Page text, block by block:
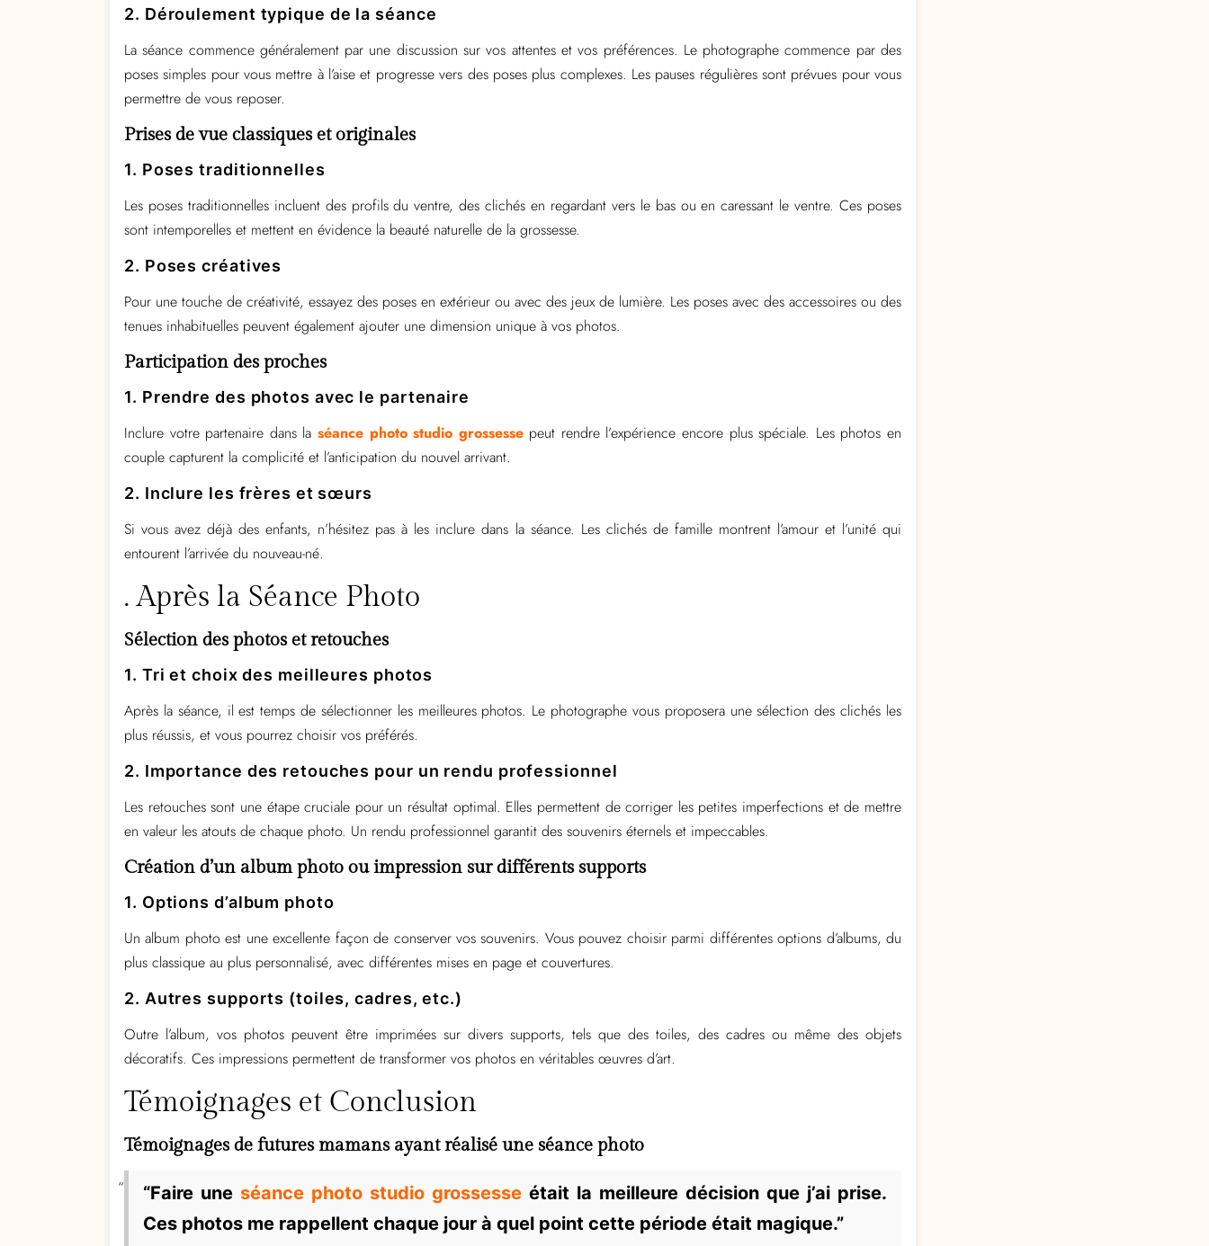
2. Déroulement typique de la séance
La séance commence généralement par une discussion sur vos attentes et vos préférences. Le photographe commence par des
poses simples pour vous mettre à l’aise et progresse vers des poses plus complexes. Les pauses régulières sont prévues pour vous
permettre de vous reposer.
Prises de vue classiques et originales
1. Poses traditionnelles
Les poses traditionnelles incluent des profils du ventre, des clichés en regardant vers le bas ou en caressant le ventre. Ces poses
sont intemporelles et mettent en évidence la beauté naturelle de la grossesse.
2. Poses créatives
Pour une touche de créativité, essayez des poses en extérieur ou avec des jeux de lumière. Les poses avec des accessoires ou des
tenues inhabituelles peuvent également ajouter une dimension unique à vos photos.
Participation des proches
1. Prendre des photos avec le partenaire
Inclure votre partenaire dans la séance photo studio grossessepeut rendre l’expérience encore plus spéciale. Les photos en
couple capturent la complicité et l’anticipation du nouvel arrivant.
2. Inclure les frères et sœurs
Si vous avez déjà des enfants, n’hésitez pas à les inclure dans la séance. Les clichés de famille montrent l’amour et l’unité qui
entourent l’arrivée du nouveau-né.
. Après la Séance Photo
Sélection des photos et retouches
1. Tri et choix des meilleures photos
Après la séance, il est temps de sélectionner les meilleures photos. Le photographe vous proposera une sélection des clichés les
plus réussis, et vous pourrez choisir vos préférés.
2. Importance des retouches pour un rendu professionnel
Les retouches sont une étape cruciale pour un résultat optimal. Elles permettent de corriger les petites imperfections et de mettre
en valeur les atouts de chaque photo. Un rendu professionnel garantit des souvenirs éternels et impeccables.
Création d’un album photo ou impression sur différents supports
1. Options d’album photo
Un album photo est une excellente façon de conserver vos souvenirs. Vous pouvez choisir parmi différentes options d’albums, du
plus classique au plus personnalisé, avec différentes mises en page et couvertures.
2. Autres supports (toiles, cadres, etc.)
Outre l’album, vos photos peuvent être imprimées sur divers supports, tels que des toiles, des cadres ou même des objets
décoratifs. Ces impressions permettent de transformer vos photos en véritables œuvres d’art.
Témoignages et Conclusion
Témoignages de futures mamans ayant réalisé une séance photo
“Faire une séance photo studio grossesse était la meilleure décision que j’ai prise.
Ces photos me rappellent chaque jour à quel point cette période était magique.”